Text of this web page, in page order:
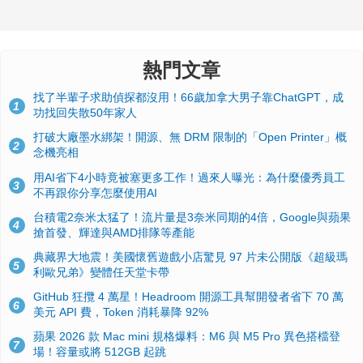
熱門文章
1
找了半輩子求助偵探都沒用！66歲加拿大男子靠ChatGPT，成
功找回失散50年家人
2
打破大廠墨水綁架！開源、無 DRM 限制的「Open Printer」概
念機亮相
3
用AI省下4小時竟被塞更多工作！過來人曝光：為什麼優秀員工
不再跟你分享怎麼使用AI
4
台積電2奈米太猛了！流片量是3奈米同期的4倍，Google與蘋果
搶首發、輝達與AMD排隊等產能
5
典藏界大地震！美國懷舊遊戲小店驚見 97 片未公開版《超級瑪
利歐兄弟》變體任天堂卡帶
6
GitHub 狂攬 4 萬星！Headroom 開源工具幫開發者省下 70 萬
美元 API 費，Token 消耗暴降 92%
7
蘋果 2026 款 Mac mini 規格爆料：M6 與 M5 Pro 異色搭檔登
場！容量或將 512GB 起跳